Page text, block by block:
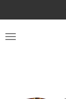
direct
naar